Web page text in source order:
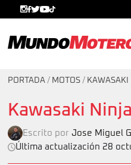
PORTADA / MOTOS / KAWASAKI
Kawasaki
Escrito por Jose Miguel
Última actualización 28